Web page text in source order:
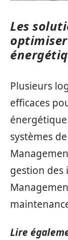
Les
Plusieurs
efficaces
systèmes
gestion des
Lire